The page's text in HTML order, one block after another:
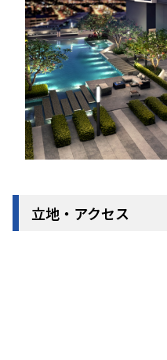
立地・アクセス